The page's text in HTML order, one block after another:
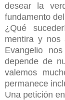
desear la
fundamento
¿Qué
mentira y nos
Evangelio
depende de
valemos
permanece
Una petición